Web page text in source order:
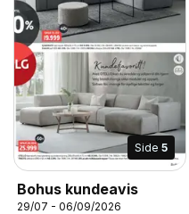
Side 5
Bohus kundeavis
29/07 - 06/09/2026